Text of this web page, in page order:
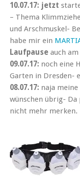
10.07.17: jetzt
– Thema
und Arschmuskel-
habe mir ein
Laufpause auch am
09.07.17: noch eine
Garten in Dresden-
08.07.17: naja meine
wünschen übrig-
nicht mehr merken.